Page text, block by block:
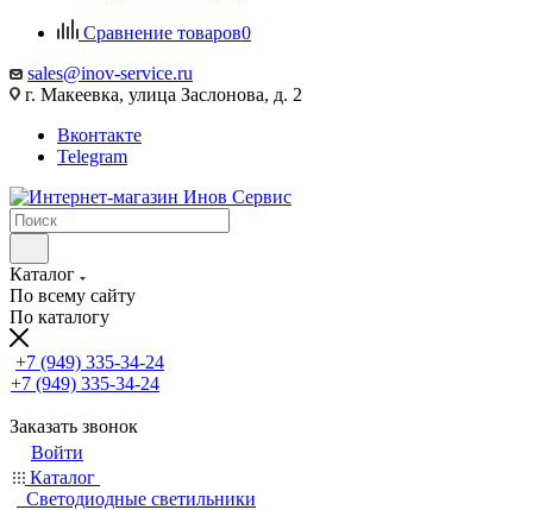
Сравнение товаров0
sales@inov-service.ru
г. Макеевка, улица Заслонова, д. 2
Вконтакте
Telegram
Каталог
По всему сайту
По каталогу
+7 (949) 335-34-24
+7 (949) 335-34-24
Заказать звонок
Войти
Каталог
Светодиодные светильники